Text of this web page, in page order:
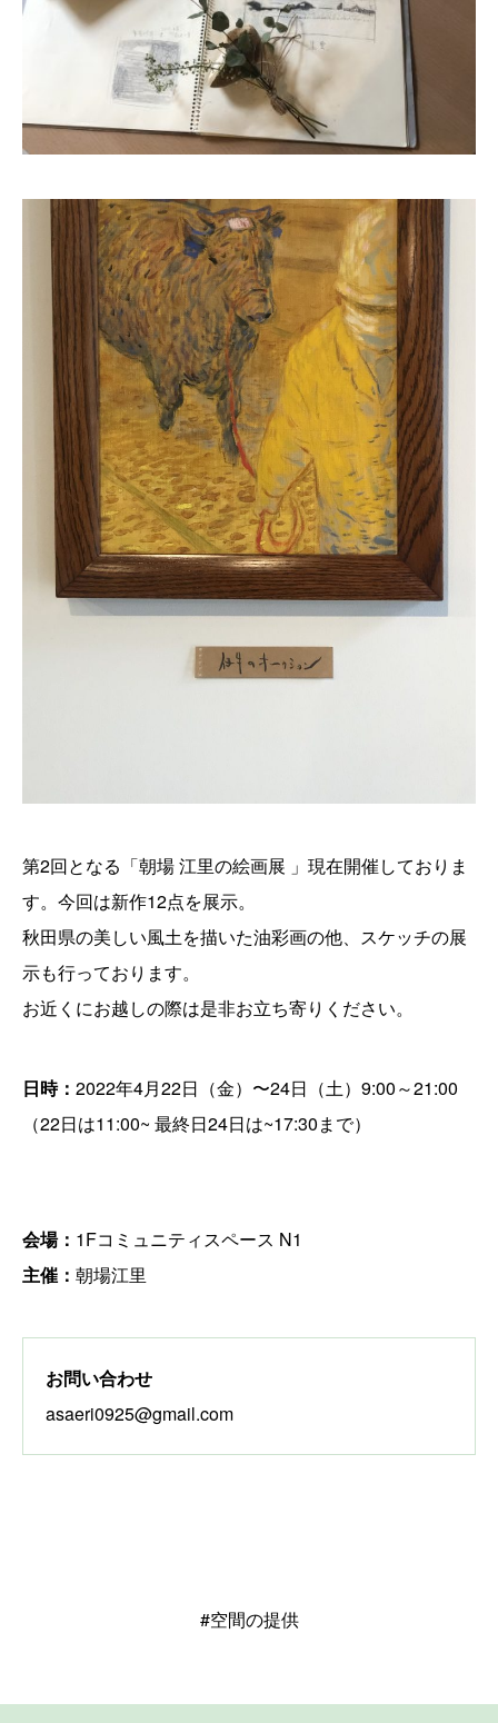
第2回となる「朝場 江里の絵画展 」現在開催しておりま
す。今回は新作12点を展示。
秋田県の美しい風土を描いた油彩画の他、スケッチの展
示も行っております。
お近くにお越しの際は是非お立ち寄りください。
日時： 2022年4月22日（金）〜24日（土）9:00～21:00
（22日は11:00~ 最終日24日は~17:30まで）
会場： 1Fコミュニティスペース N1
主催： 朝場江里
お問い合わせ
asaeri0925@gmail.com
#空間の提供